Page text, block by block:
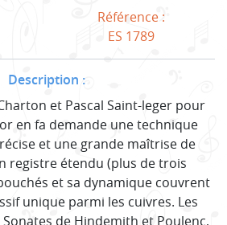
Référence :
ES 1789
Description :
et Pascal Saint-leger pour
en fa demande une technique
et une grande maîtrise de
registre étendu (plus de trois
et sa dynamique couvrent
unique parmi les cuivres. Les
de Hindemith et Poulenc,